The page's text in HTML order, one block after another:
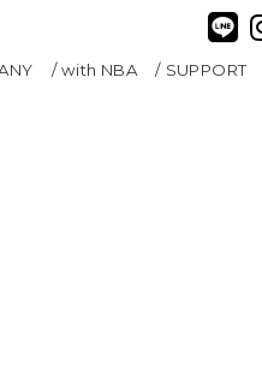
with NBA SUPPORT